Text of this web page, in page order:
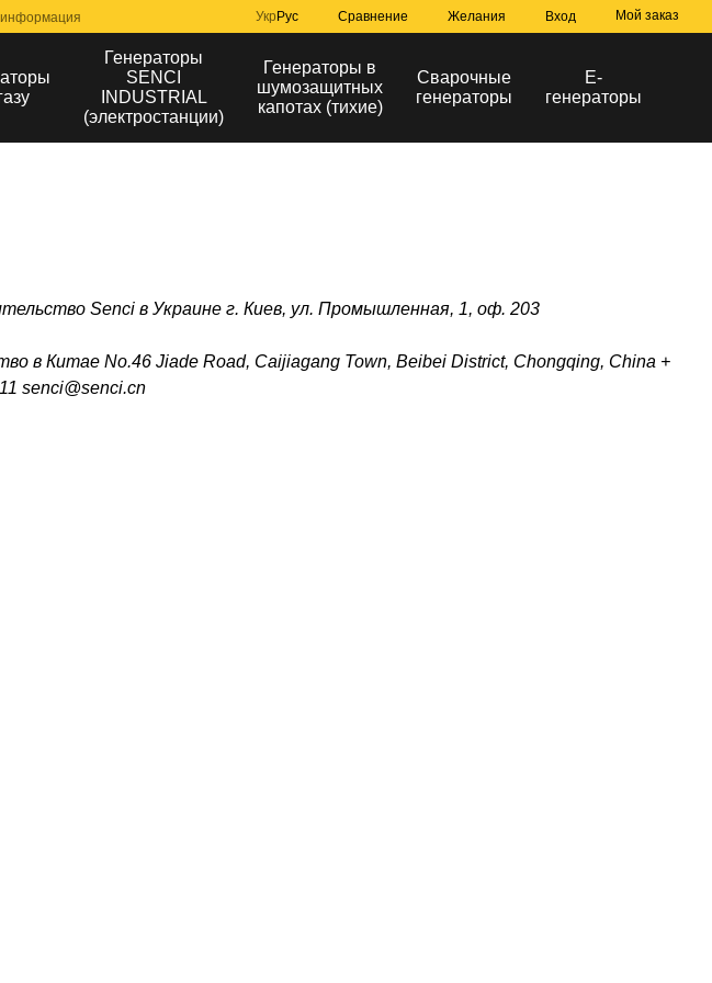
информация Укр Рус Сравнение Желания Вход Мой заказ
Генераторы
SENCI
INDUSTRIAL
(электростанции)
Генераторы в
шумозащитных
капотах (тихие)
Сварочные
генераторы
Е-
генераторы
Senci в Украине г. Киев, ул. Промышленная, 1, оф. 203
в Китае No.46 Jiade Road, Caijiagang Town, Beibei District, Chongqing, China +
senci@senci.cn